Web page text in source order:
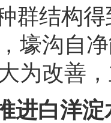
群结构
壕沟自
为改善
进白洋